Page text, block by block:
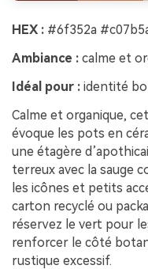
HEX : #6f352a
Ambiance : calme et
Idéal pour : identité
Calme et organique,
évoque les pots en
une étagère
terreux avec la sauge
les icônes et petits
carton recyclé ou
réservez le vert pour
renforcer le côté
rustique excessif.